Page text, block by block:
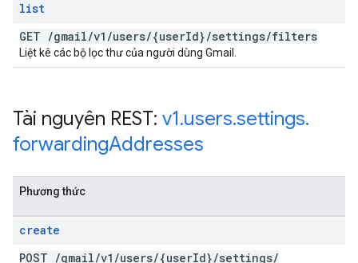
list
GET /gmail/v1 /users/{userId}/settings/filters
Liệt kê các bộ lọc thư của người dùng Gmail.
Tài nguyên REST: v1.users.settings.
forwardingAddresses
Phương thức
create
POST /gmail/v1 /users/{userId}/settings/